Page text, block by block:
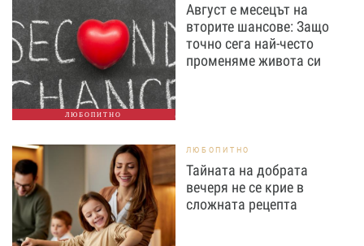
ЛЮБОПИТНО
Август е месецът на
вторите шансове: Защо
точно сега най-често
променяме живота си
ЛЮБОПИТНО
Тайната на добрата
вечеря не се крие в
сложната рецепта